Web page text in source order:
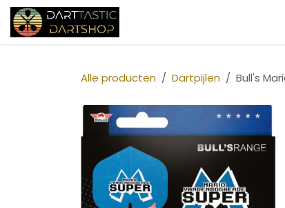
Overslaan naar inhoud
Alle producten Dartpijlen Bull's